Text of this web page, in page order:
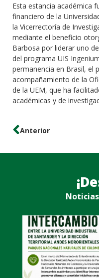
Esta estancia académica
financiero de la
la Vicerrectoría de
mediante el beneficio
Barbosa por liderar uno
del programa UIS
permanencia en Brasil, el
acompañamiento de la
de la UEM, que ha
académicas y de
Anterior